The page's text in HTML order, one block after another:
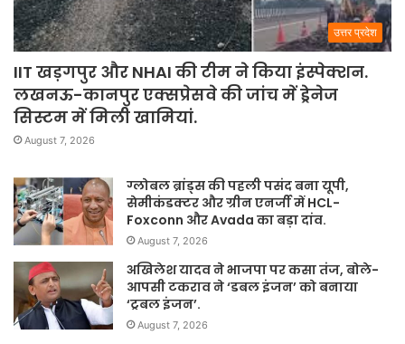
उत्तर प्रदेश
IIT खड़गपुर और NHAI की टीम ने किया इंस्पेक्शन.
लखनऊ-कानपुर एक्सप्रेसवे की जांच में ड्रेनेज
सिस्टम में मिली खामियां.
August 7, 2026
ग्लोबल ब्रांड्स की पहली पसंद बना यूपी,
सेमीकंडक्टर और ग्रीन एनर्जी में HCL-
Foxconn और Avada का बड़ा दांव.
August 7, 2026
अखिलेश यादव ने भाजपा पर कसा तंज, बोले-
आपसी टकराव ने ‘डबल इंजन’ को बनाया
‘ट्रबल इंजन’.
August 7, 2026